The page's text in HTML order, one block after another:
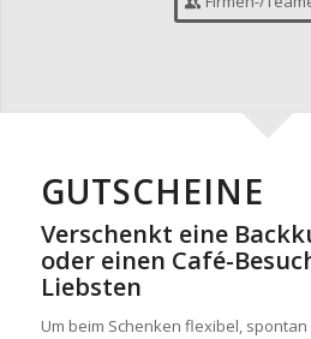
GUTSCHEINE
Verschenkt eine
oder einen Café-
Liebsten
Um beim Schenken flexibel,